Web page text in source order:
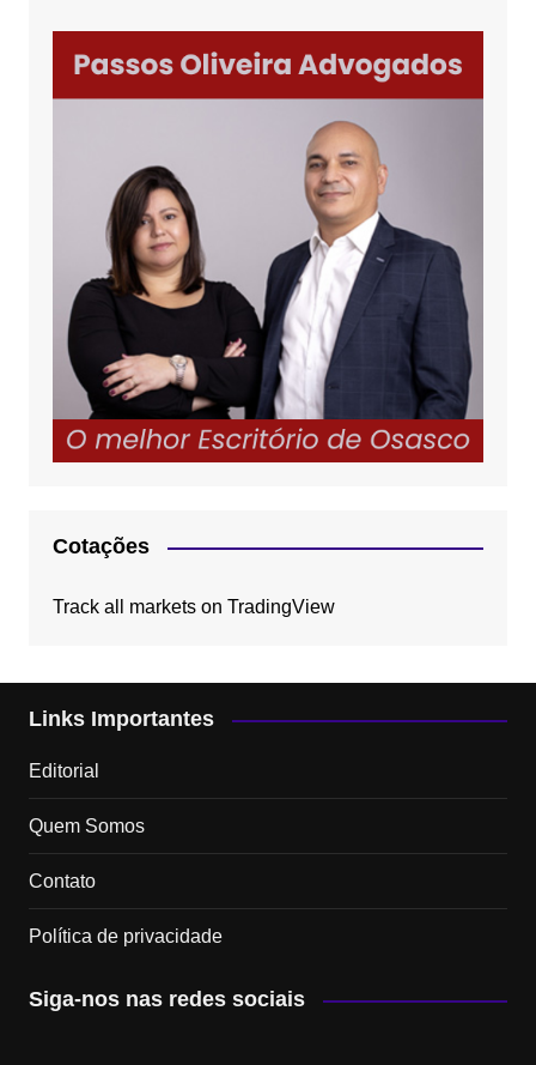
Cotações
Track all markets on TradingView
Links Importantes
Editorial
Quem Somos
Contato
Política de privacidade
Siga-nos nas redes sociais